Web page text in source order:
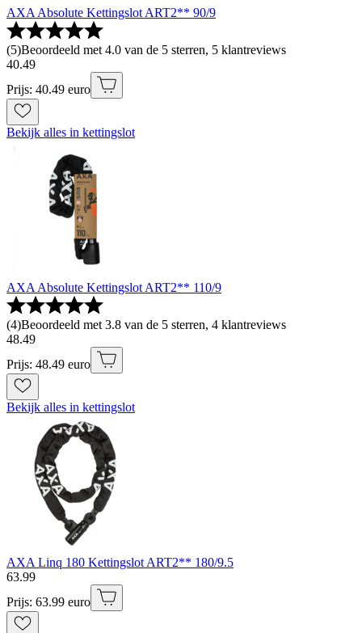
AXA Absolute Kettingslot ART2** 90/9
(5)Beoordeeld met 4.0 van de 5 sterren, 5 klantreviews
40.49
Prijs: 40.49 euro
Bekijk alles in kettingslot
AXA Absolute Kettingslot ART2** 110/9
(4)Beoordeeld met 3.8 van de 5 sterren, 4 klantreviews
48.49
Prijs: 48.49 euro
Bekijk alles in kettingslot
AXA Linq 180 Kettingslot ART2** 180/9.5
63.99
Prijs: 63.99 euro